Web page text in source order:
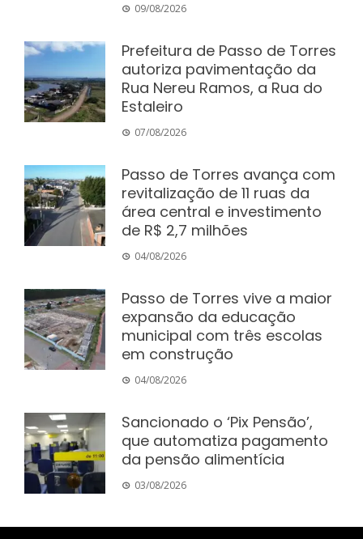
09/08/2026
Prefeitura de Passo de Torres
autoriza pavimentação da
Rua Nereu Ramos, a Rua do
Estaleiro
07/08/2026
Passo de Torres avança com
revitalização de 11 ruas da
área central e investimento
de R$ 2,7 milhões
04/08/2026
Passo de Torres vive a maior
expansão da educação
municipal com três escolas
em construção
04/08/2026
Sancionado o ‘Pix Pensão’,
que automatiza pagamento
da pensão alimentícia
03/08/2026